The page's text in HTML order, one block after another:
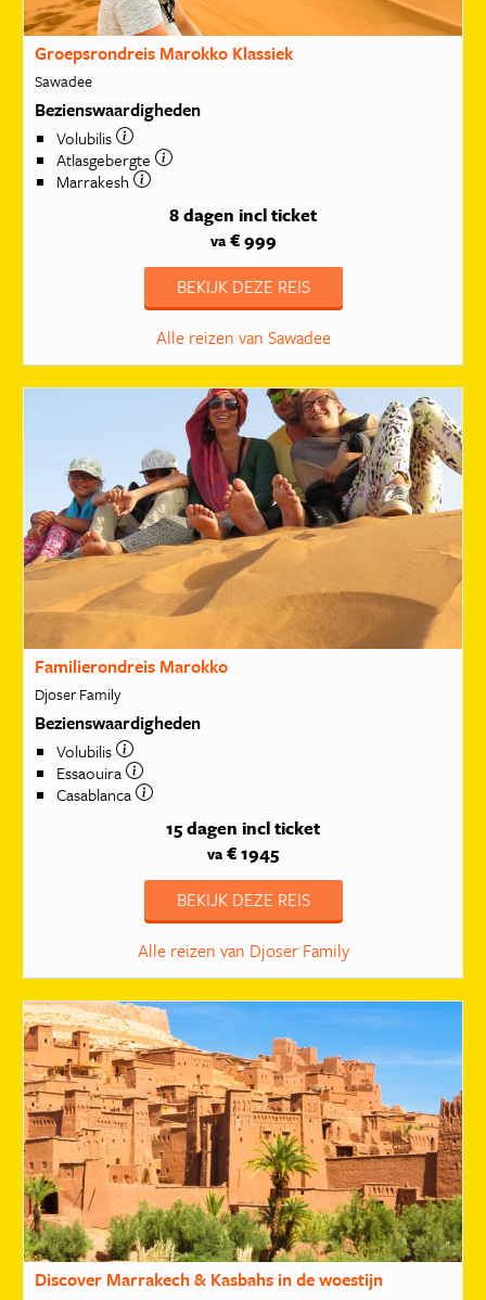
Groepsrondreis Marokko Klassiek
Sawadee
Bezienswaardigheden
Volubilis
Atlasgebergte
Marrakesh
8 dagen incl ticket
va€ 999
BEKIJK DEZE REIS
Alle reizen van Sawadee
Familierondreis Marokko
Djoser Family
Bezienswaardigheden
Volubilis
Essaouira
Casablanca
15 dagen incl ticket
va € 1945
BEKIJK DEZE REIS
Alle reizen van Djoser Family
Discover Marrakech & Kasbahs in de woestijn